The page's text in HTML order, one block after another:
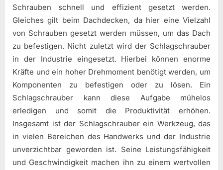
Schrauben schnell und effizient gesetzt werden.
Gleiches gilt beim Dachdecken, da hier eine Vielzahl
von Schrauben gesetzt werden müssen, um das Dach
zu befestigen. Nicht zuletzt wird der Schlagschrauber
in der Industrie eingesetzt. Hierbei können enorme
Kräfte und ein hoher Drehmoment benötigt werden, um
Komponenten zu befestigen oder zu lösen. Ein
Schlagschrauber kann diese Aufgabe mühelos
erledigen und somit die Produktivität erhöhen.
Insgesamt ist der Schlagschrauber ein Werkzeug, das
in vielen Bereichen des Handwerks und der Industrie
unverzichtbar geworden ist. Seine Leistungsfähigkeit
und Geschwindigkeit machen ihn zu einem wertvollen